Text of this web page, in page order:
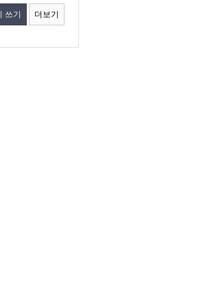
쓰기 더보기